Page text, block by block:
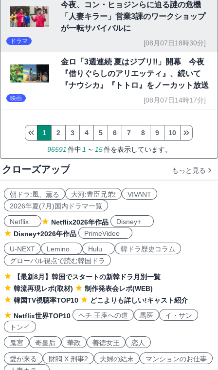
今夜、コン・ヒョジンらに迫る謎の危機
「人妻キラー」営業3課のワークショップ
が一転サバイバルに
ドラマ [08月07日18時30分]
金ロ「3週連続 夏はジブリ!!」開幕 今夜
『借りぐらしのアリエッティ』、続いて
『ナウシカ』『トトロ』をノーカット放送
映画 [08月07日14時17分]
96591 件中 1 ～ 15件を表示しています。
1 2 3 4 5 6 7 8 9 10
クローズアップ もっと見る
朝ドラ:風、薫る 大河:豊臣兄弟!
VIVANT
2026年夏(7月)国内ドラマ一覧
Netflix
Netflix2026年作品
Disney+
Disney+2026年作品
PrimeVideo
U-NEXT
Lemino Hulu
韓ドラ歴史コラム
グローバル視点で読む韓国ドラ
【最新8月】韓国でスタートの新韓ドラ月別一覧
韓流再現レポ(取材)
制作発表会レポ(WEB)
韓国TV視聴率TOP10
どこよりも詳しい!キャスト紹介
Netflix世界TOP10
ヘチ 王座への道 馬医
イ・サン
トンイ
鬼宮
奇皇后 華政 善徳女王 恋人
愛が来る 財閥 X 刑事2 夫婦の結末
マンションのお仕事